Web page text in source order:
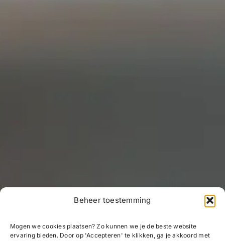
Beheer toestemming
Mogen we cookies plaatsen? Zo kunnen we je de beste website
ervaring bieden. Door op 'Accepteren' te klikken, ga je akkoord met